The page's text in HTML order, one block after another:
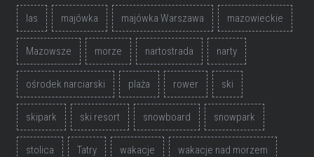
las majówka majówka Warszawa mazowieckie
Mazowsze morze nartostrada narty
ośrodek narciarski plaża rower ski
skipark ski resort snowboard snowpark
stolica Tatry wakacje wakacje nad morzem